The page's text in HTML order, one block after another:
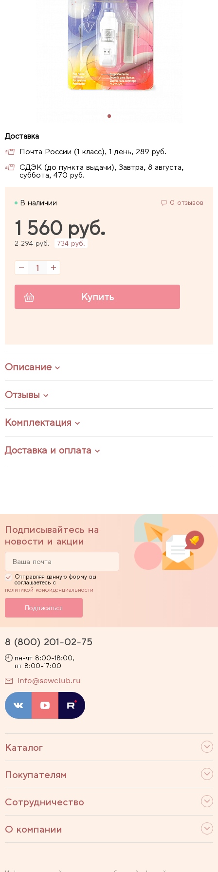
Почта России (1 класс), 1 день, 289 руб.
СДЭК (до пункта выдачи), Завтра, 8 августа,
суббота, 470 руб.
В наличии 0 отзывов
1 560 руб.
2 294 руб. 734 руб.
Купить
Описание
Отзывы
Комплектация
Доставка и оплата
Подписывайтесь на
новости и акции
Отправляя данную форму вы
соглашаетесь с
политикой конфиденциальности
Каталог
Покупателям
Сотрудничество
О компании
8 (800) 201-02-75
пн-чт 8:00-18:00,
пт 8:00-17:00
info@sewclub.ru